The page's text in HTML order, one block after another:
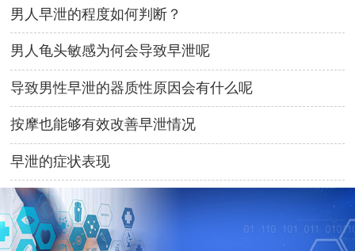
男人早泄的程度如何判断？
男人龟头敏感为何会导致早泄呢
导致男性早泄的器质性原因会有什么呢
按摩也能够有效改善早泄情况
早泄的症状表现